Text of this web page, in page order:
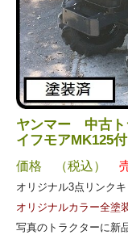
ヤンマー 中古
イフモアMK125付
価格 （税込）
オリジナル3点リンクキ
オリジナルカラー全
写真のトラクターに新